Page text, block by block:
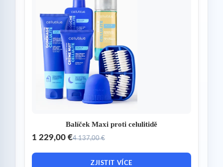
Balíček Maxi proti celulitidě
1 229,00 €4 137,00 €
ZJISTIT VÍCE